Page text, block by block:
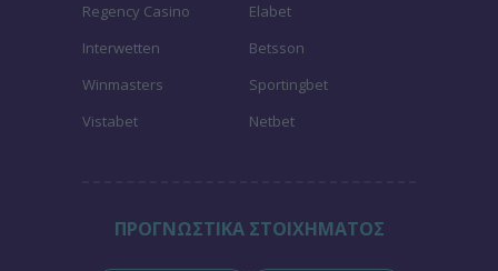
Regency Casino
Elabet
Interwetten
Betsson
Winmasters
Sportingbet
Vistabet
Netbet
ΠΡΟΓΝΩΣΤΙΚΑ ΣΤΟΙΧΗΜΑΤΟΣ